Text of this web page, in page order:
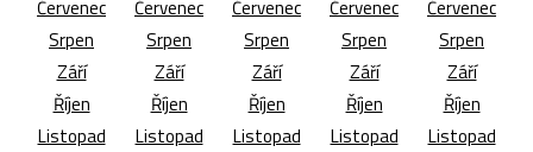
Červenec
Srpen
Září
Říjen
Listopad
Červenec
Srpen
Září
Říjen
Listopad
Červenec
Srpen
Září
Říjen
Listopad
Červenec
Srpen
Září
Říjen
Listopad
Červenec
Srpen
Září
Říjen
Listopad